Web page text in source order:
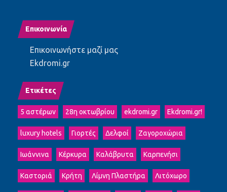
Επικοινωνία
Επικοινωνήστε μαζί μας
Ekdromi.gr
Ετικέτες
5 αστέρων 28η οκτωβρίου ekdromi.gr Ekdromi.gr!
luxury hotels Γιορτές Δελφοί Ζαγοροχώρια
Ιωάννινα Κέρκυρα Καλάβρυτα Καρπενήσι
Καστοριά Κρήτη Λίμνη Πλαστήρα Λιτόχωρο